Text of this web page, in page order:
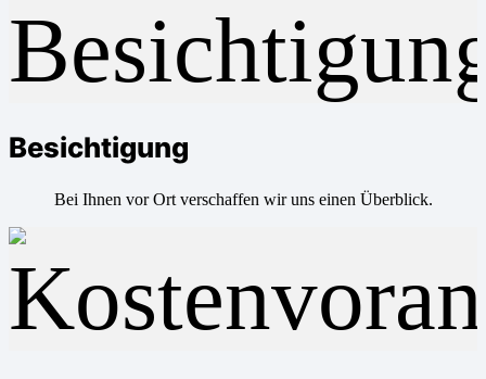
Besichtigung
Bei Ihnen vor Ort verschaffen wir uns einen Überblick.